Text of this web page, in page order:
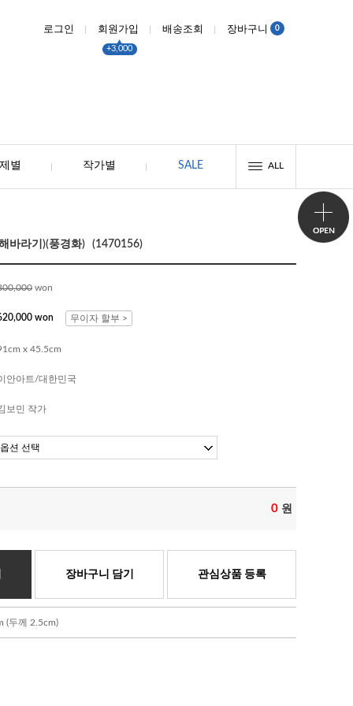
로그인 회원가입
+3,000
배송조회 장바구니 0
별 작가별 SALE ALL
바라기)(풍경화) (1470156)
won
won 무이자 할부 >
x 45.5cm
안아트/대한민국
보민 작가
0 원
장바구니 담기 관심상품 등록
(두께 2.5cm)